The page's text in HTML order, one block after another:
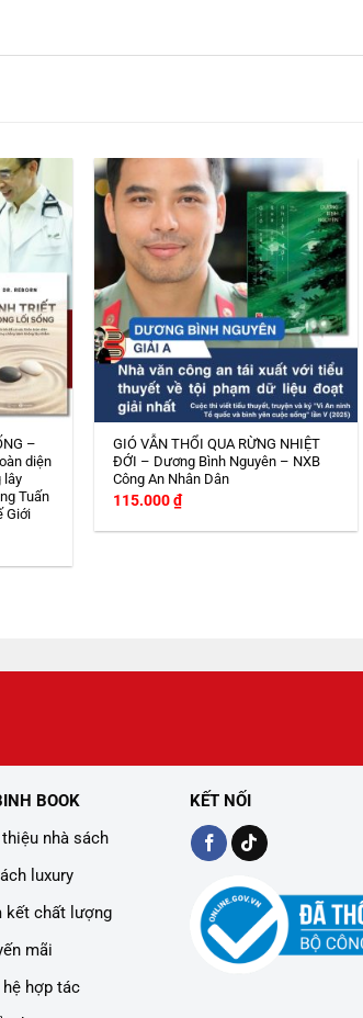
–
diện
lây
Tuấn
Giới
GIÓ VẪN THỔI QUA RỪNG NHIỆT
ĐỚI – Dương Bình Nguyên – NXB
Công An Nhân Dân
115.000₫
BOOK
nhà sách
luxury
kết chất lượng
mãi
hệ hợp tác
KẾT NỐI